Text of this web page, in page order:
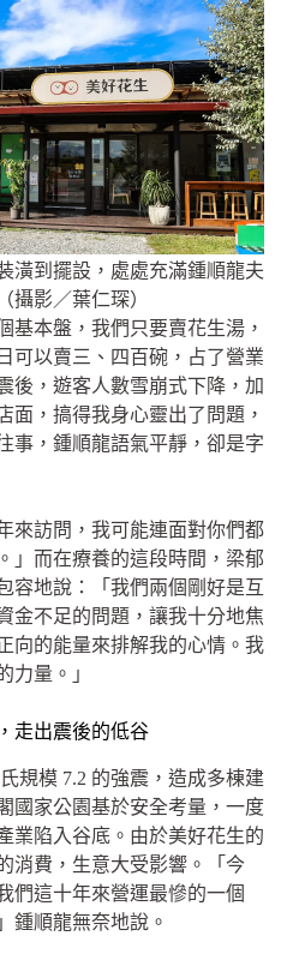
潢到擺設，處處充滿鍾順龍夫
攝影／葉仁琛）
基本盤，我們只要賣花生湯，
可以賣三、四百碗，占了營業
後，遊客人數雪崩式下降，加
面，搞得我身心靈出了問題，
事，鍾順龍語氣平靜，卻是字
來訪問，我可能連面對你們都
」而在療養的這段時間，梁郁
容地說：「我們兩個剛好是互
金不足的問題，讓我十分地焦
向的能量來排解我的心情。我
力量。」
走出震後的低谷
規模 7.2 的強震，造成多棟建
國家公園基於安全考量，一度
業陷入谷底。由於美好花生的
消費，生意大受影響。「今
們這十年來營運最慘的一個
鍾順龍無奈地說。